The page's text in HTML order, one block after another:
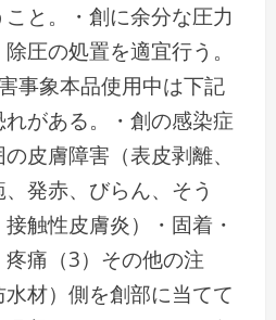
と。・創に余分な圧力
圧の処置を適宜行う。
事象本品使用中は下記
がある。・創の感染症
皮膚障害（表皮剥離、
発赤、びらん、そう
触性皮膚炎）・固着・
痛（3）その他の注
材）側を創部に当てて